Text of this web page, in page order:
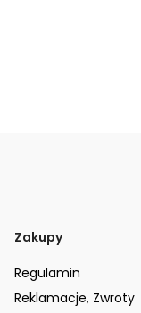
Zakupy
Regulamin
Reklamacje, Zwroty